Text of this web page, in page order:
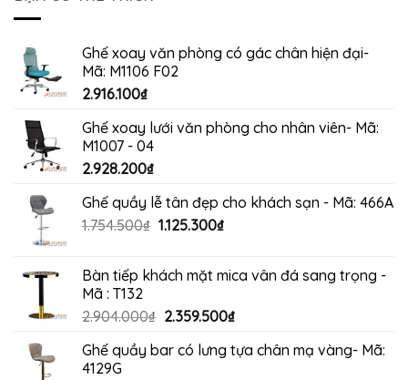
Ghế xoay văn phòng có gác chân hiện đại-
Mã: M1106 F02
2.916.100₫
Ghế xoay lưới văn phòng cho nhân viên- Mã:
M1007 - 04
2.928.200₫
Ghế quầy lễ tân đẹp cho khách sạn - Mã: 466A
1.754.500₫ Giá
1.754.500₫.
1.125.300₫Giá
là:
Bàn tiếp khách mặt mica vân đá sang trọng -
Mã : T132
2.904.000₫ Giá
là:
2.359.500₫Giá
tại
Ghế quầy bar có lưng tựa chân mạ vàng- Mã:
4129G